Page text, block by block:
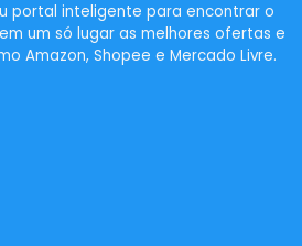
portal inteligente para encontrar o
um só lugar as melhores ofertas e
Amazon, Shopee e Mercado Livre.